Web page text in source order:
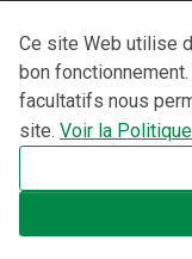
Ce site Web utilise
bon
facultatifs nous
site. Voir la